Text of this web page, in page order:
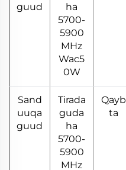
ha
5700-
5900
MHz
Wac5
0W
guud
Qayb
ta
Tirada
guda
ha
5700-
5900
MHz
Sand
uuqa
guud